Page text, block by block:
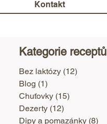
Kontakt
Kategorie receptů
Bez laktózy (12)
Blog (1)
Chuťovky (15)
Dezerty (12)
Dipy a pomazánky (8)